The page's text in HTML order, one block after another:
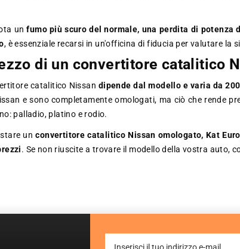
unfumo più scuro del normale, una perdita di
, è essenziale recarsi in un'officina di fiducia per valutare la
di un convertitore catalitico
catalitico Nissan dipende dal modello e varia da
e sono completamente omologati, ma ciò che rende
palladio, platino e rodio.
unconvertitore catalitico Nissan omologato, Kat
. Se non riuscite a trovare il modello della vostra auto,